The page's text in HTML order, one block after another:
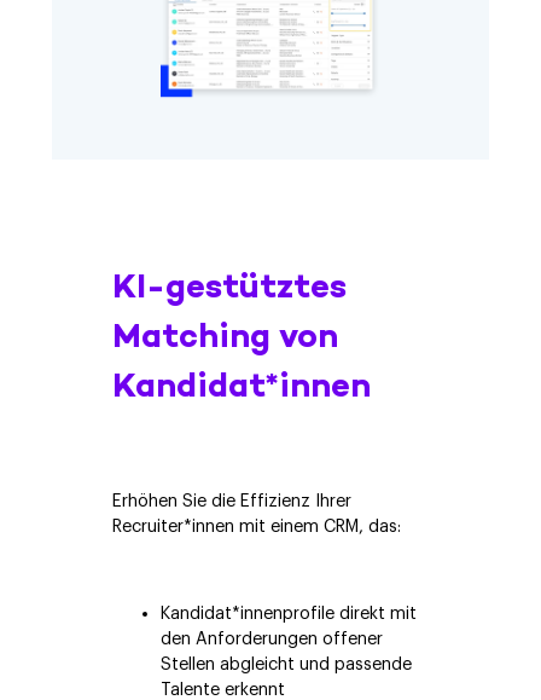
KI-gestütztes
Matching von
Kandidat*innen
Erhöhen Sie die Effizienz Ihrer
Recruiter*innen mit einem CRM, das:
Kandidat*innenprofile direkt mit
den Anforderungen offener
Stellen abgleicht und passende
Talente erkennt